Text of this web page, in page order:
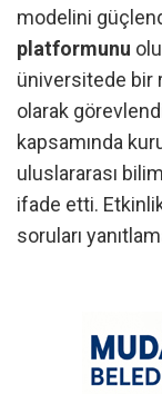
modelini
platformunu
üniversitede bir
olarak
kapsamında
uluslararası
ifade etti.
soruları